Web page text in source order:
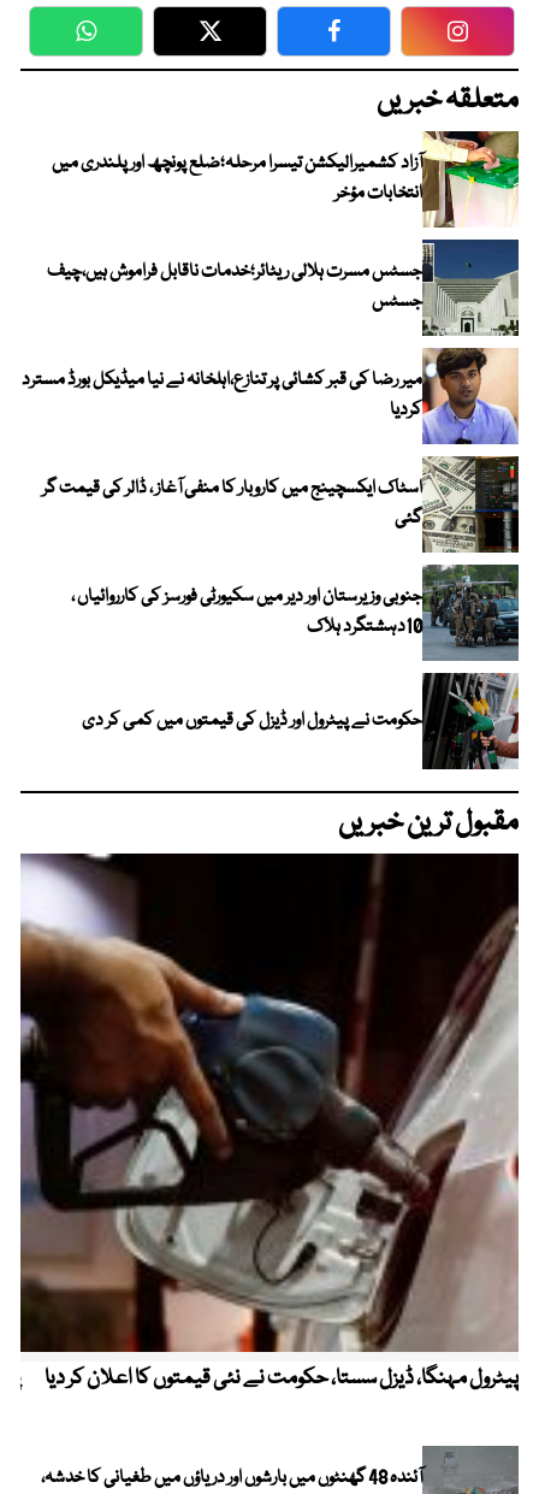
WhatsApp Twitter Facebook
متعلقہ خبریں
آزاد کشمیرالیکشن تیسرا مرحلہ؛ضلع پونچھ اور پلندری میں
انتخابات مؤخر
جسٹس مسرت ہلالی ریٹائر؛خدمات ناقابل فراموش ہیں،چیف
جسٹس
میر رضا کی قبر کشائی پر تنازع،اہلخانہ نے نیا میڈیکل بورڈ مسترد
کردیا
اسٹاک ایکسچینج میں کاروبار کا منفی آغاز ، ڈالر کی قیمت گر
گئی
جنوبی وزیرستان اور دیر میں سکیورٹی فورسز کی کارروائیاں ،
10دہشتگرد ہلاک
حکومت نے پیٹرول اور ڈیزل کی قیمتوں میں کمی کر دی
مقبول ترین خبریں
پیٹرول مہنگا، ڈیزل سستا، حکومت نے نئی قیمتوں کا اعلان کر دیا
آئندہ 48 گھنٹوں میں بارشوں اور دریاؤں میں طغیانی کا خدشہ،